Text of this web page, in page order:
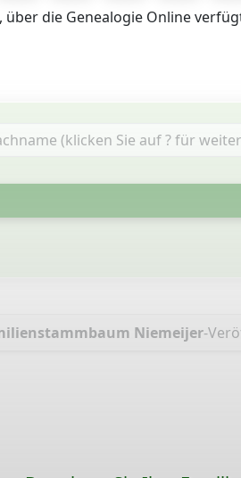
die Genealogie Online
Niemeijer-